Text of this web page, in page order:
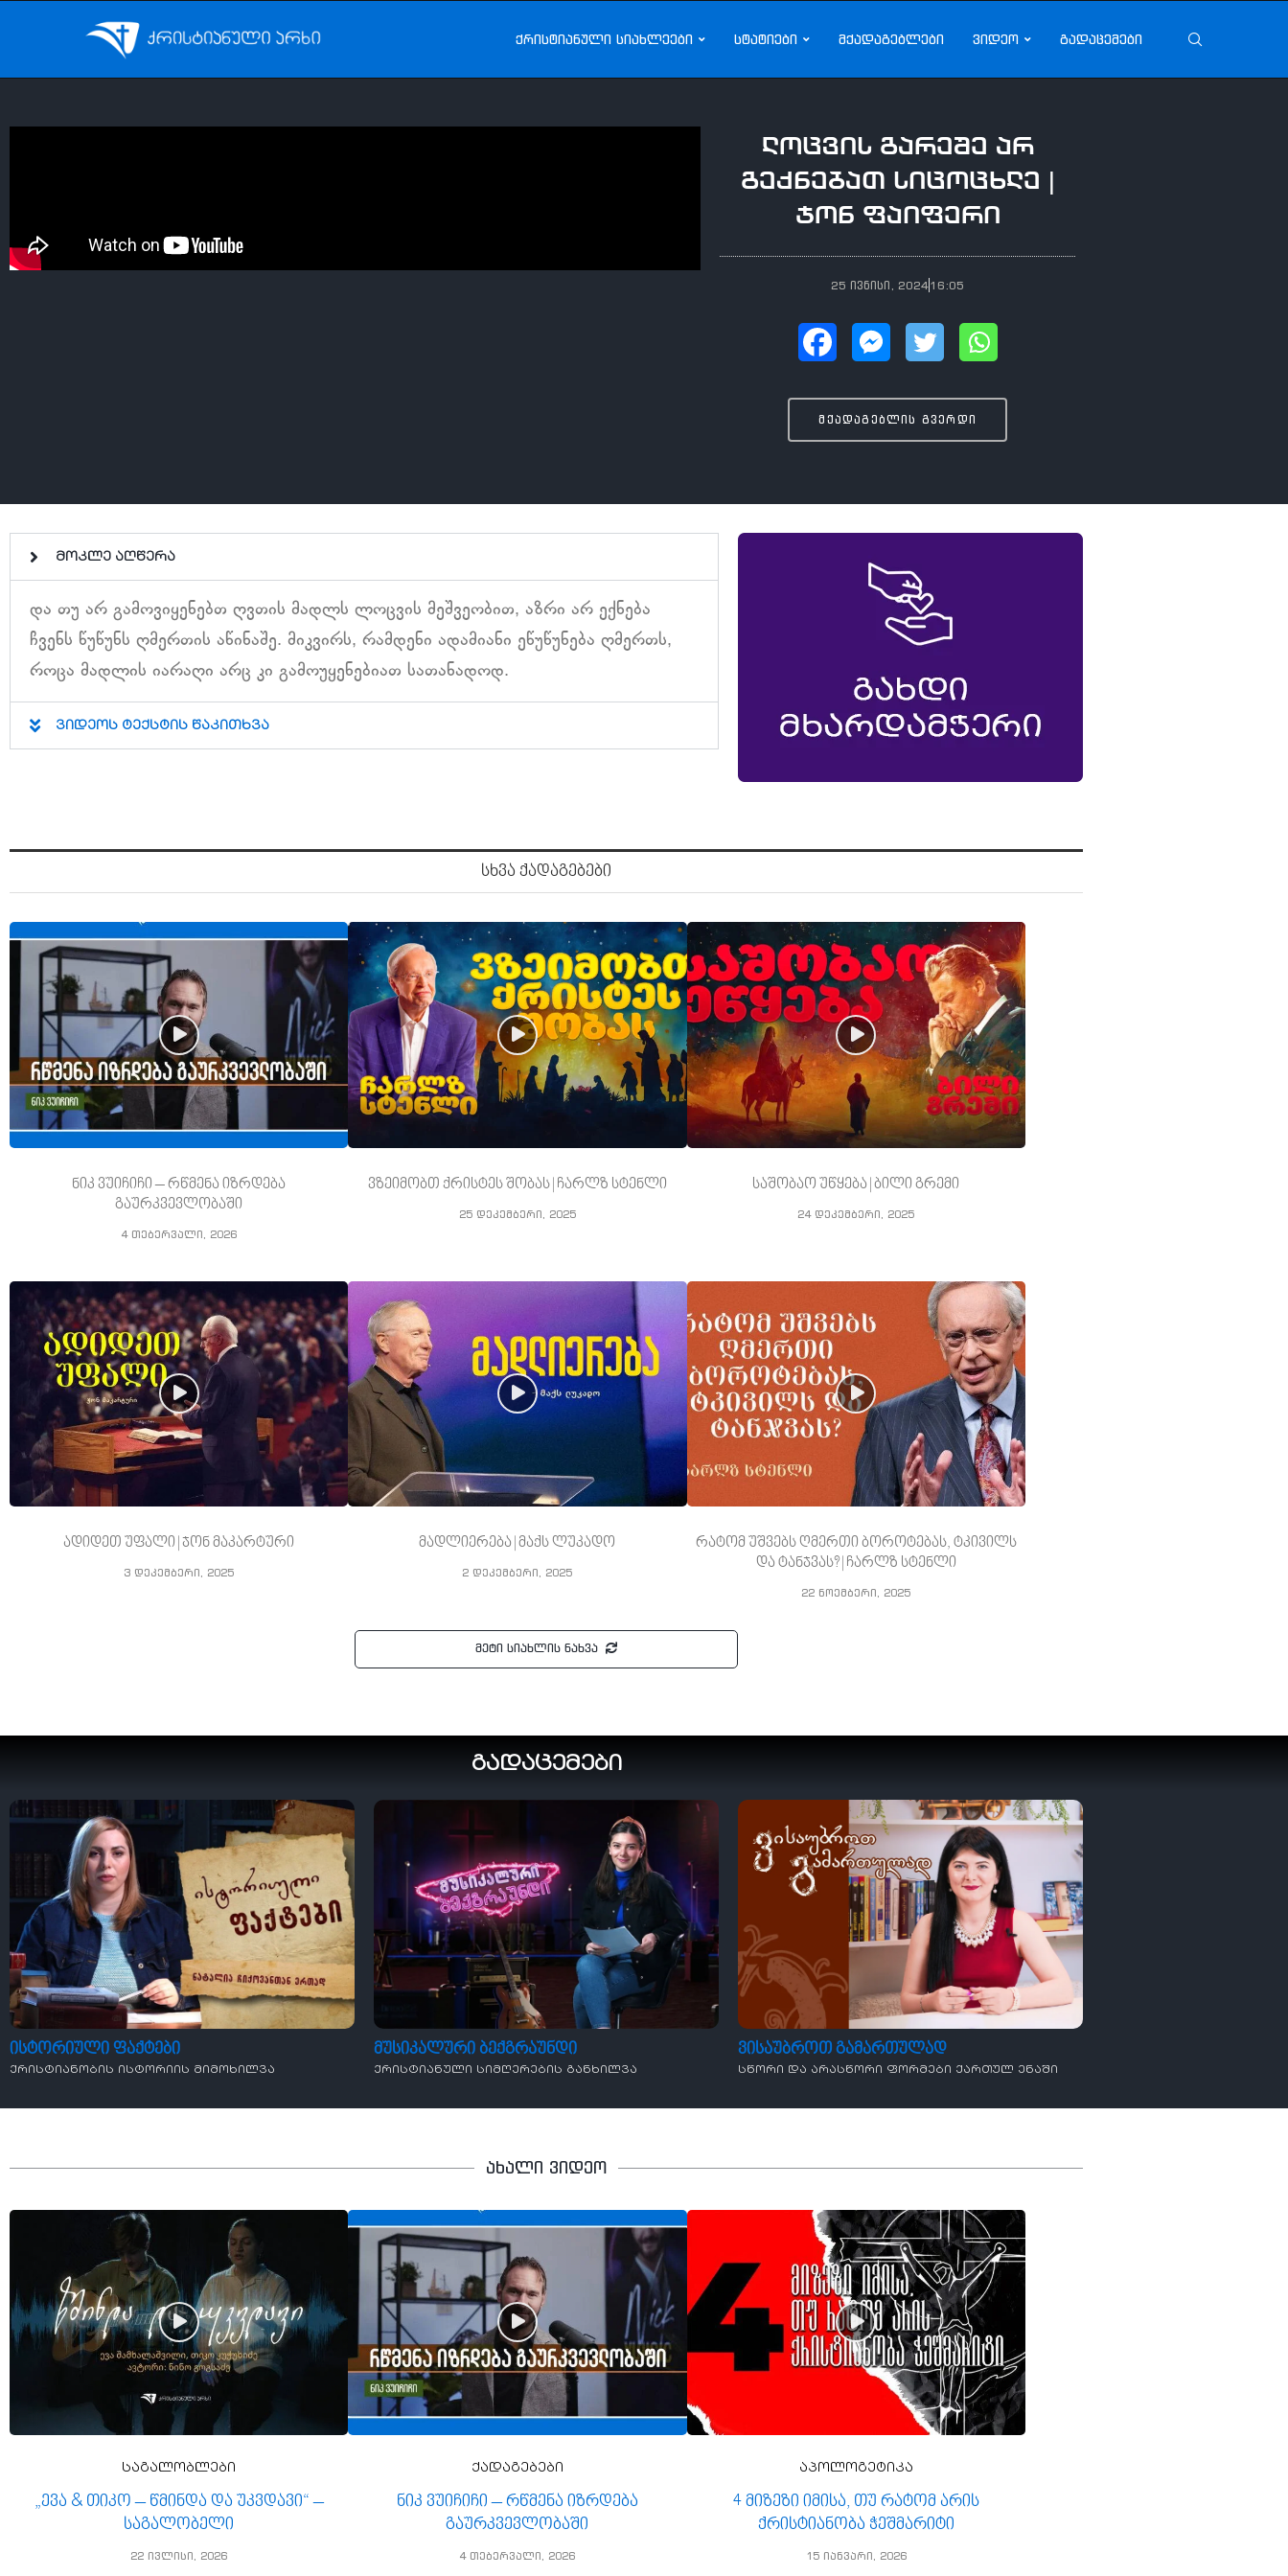
ქრისტიანული სიახლეები სტატიები მქადაგებლები ვიდეო გადაცემები
ლოცვის გარეშე არ
გექნებათ სიცოცხლე |
ჯონ ფაიფერი
25 ივნისი, 202416:05
მქადაგებლის გვერდი
მოკლე აღწერა
და თუ არ გამოვიყენებთ ღვთის მადლს ლოცვის მეშვეობით, აზრი არ ექნება
ჩვენს წუწუნს ღმერთის აწინაშე. მიკვირს, რამდენი ადამიანი ეწუწუნება ღმერთს,
როცა მადლის იარაღი არც კი გამოუყენებიათ სათანადოდ.
ვიდეოს ტექსტის წაკითხვა
სხვა ქადაგებები
ნიკ ვუიჩიჩი – რწმენა იზრდება
გაურკვევლობაში
4 თებერვალი, 2026
ვზეიმობთ ქრისტეს შობას | ჩარლზ სტენლი
25 დეკემბერი, 2025
საშობაო უწყება | ბილი გრემი
24 დეკემბერი, 2025
ადიდეთ უფალი | ჯონ მაკარტური
3 დეკემბერი, 2025
მადლიერება | მაქს ლუკადო
2 დეკემბერი, 2025
რატომ უშვებს ღმერთი ბოროტებას, ტკივილს
და ტანჯვას? | ჩარლზ სტენლი
22 ნოემბერი, 2025
მეტი სიახლის ნახვა
გადაცემები
ისტორიული ფაქტები
ქრისტიანობის ისტორიის მიმოხილვა
მუსიკალური ბექგრაუნდი
ქრისტიანული სიმღერების განხილვა
ვისაუბროთ გამართულად
სწორი და არასწორი ფორმები ქართულ ენაში
ახალი ვიდეო
საგალობლები
„ევა & თიკო – წმინდა და უკვდავი“ –
საგალობელი
22 ივლისი, 2026
ქადაგებები
ნიკ ვუიჩიჩი – რწმენა იზრდება
გაურკვევლობაში
4 თებერვალი, 2026
აპოლოგეტიკა
4 მიზეზი იმისა, თუ რატომ არის
ქრისტიანობა ჭეშმარიტი
15 იანვარი, 2026